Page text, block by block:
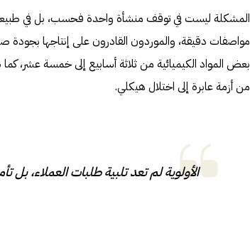
مواصفات دقيقة، والموردون القادرون على إنتاجها بجودة
بعض المواد الكيميائية من ثلاثة أسابيع إلى خمسة عشر،
من أزمة عابرة إلى اختلال هيكلي.
الأولوية لم تعد تلبية طلبات العملاء، بل